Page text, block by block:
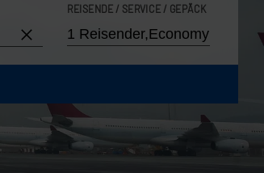
REISENDE / SERVICE / GEPÄCK